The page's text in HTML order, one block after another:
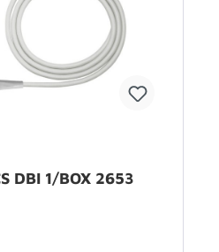
DBI 1/BOX 2653